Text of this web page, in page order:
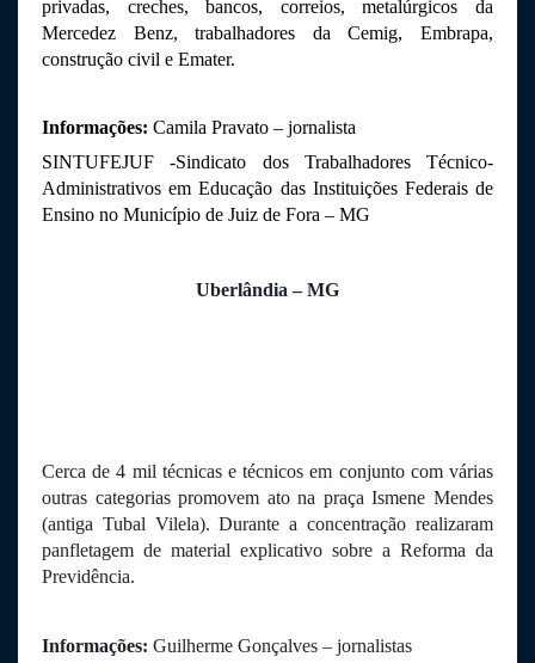
privadas, creches, bancos, correios, metalúrgicos da
Mercedez Benz, trabalhadores da Cemig, Embrapa,
construção civil e Emater.
Informações: Camila Pravato – jornalista
SINTUFEJUF -Sindicato dos Trabalhadores Técnico-
Administrativos em Educação das Instituições Federais de
Ensino no Município de Juiz de Fora – MG
Uberlândia – MG
Cerca de 4 mil técnicas e técnicos em conjunto com várias
outras categorias promovem ato na praça Ismene Mendes
(antiga Tubal Vilela). Durante a concentração realizaram
panfletagem de material explicativo sobre a Reforma da
Previdência.
Informações: Guilherme Gonçalves – jornalistas